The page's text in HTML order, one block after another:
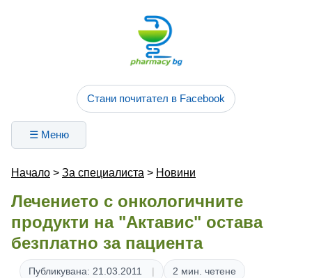
Стани почитател в Facebook
☰ Меню
Начало > За специалиста > Новини
Лечението с онкологичните
продукти на "Актавис" остава
безплатно за пациента
Публикувана: 21.03.2011
2 мин. четене